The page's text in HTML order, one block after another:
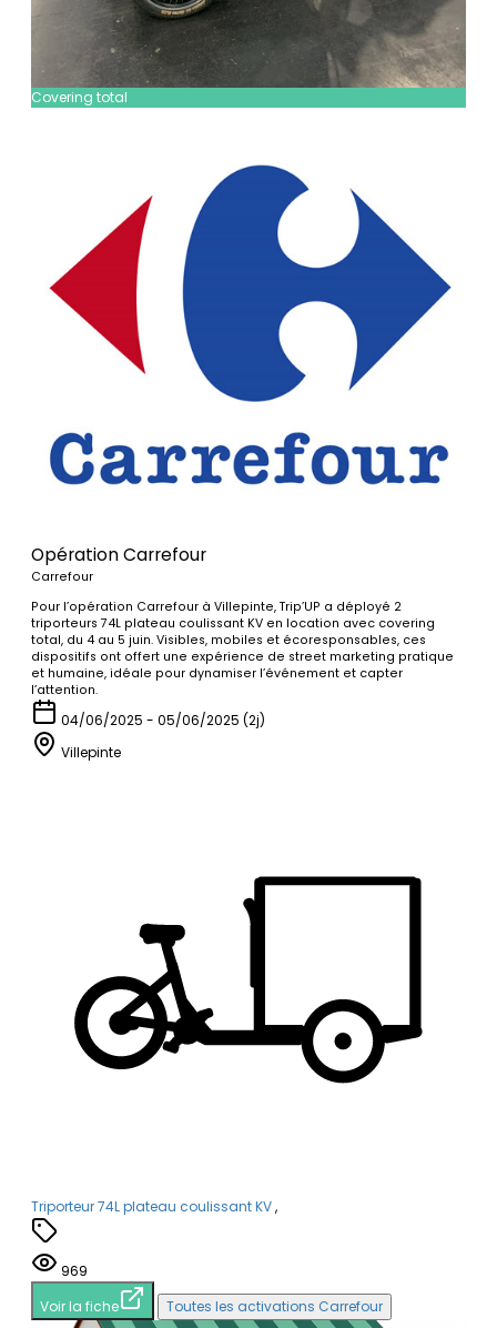
Covering total
Opération Carrefour
Carrefour
Pour l’opération Carrefour à Villepinte, Trip’UP a déployé 2
triporteurs 74L plateau coulissant KV en location avec covering
total, du 4 au 5 juin. Visibles, mobiles et écoresponsables, ces
dispositifs ont offert une expérience de street marketing pratique
et humaine, idéale pour dynamiser l’événement et capter
l’attention.
04/06/2025 - 05/06/2025 (2j)
Villepinte
Triporteur 74L plateau coulissant KV ,
969
Voir la fiche
Toutes les activations Carrefour